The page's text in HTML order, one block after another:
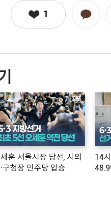
1
훈 서울시장 당선, 시의
구청장 민주당 압승
14